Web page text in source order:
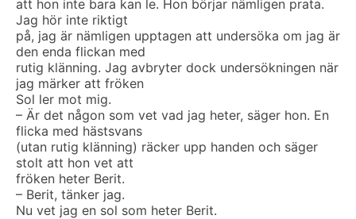
att hon inte bara kan le. Hon börjar nämligen prata.
Jag hör inte riktigt
på, jag är nämligen upptagen att undersöka om jag är
den enda flickan med
rutig klänning. Jag avbryter dock undersökningen när
jag märker att fröken
Sol ler mot mig.
– Är det någon som vet vad jag heter, säger hon. En
flicka med hästsvans
(utan rutig klänning) räcker upp handen och säger
stolt att hon vet att
fröken heter Berit.
– Berit, tänker jag.
Nu vet jag en sol som heter Berit.